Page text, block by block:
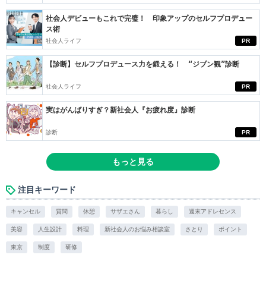
PR
社会人デビューもこれで完璧！ 印象アップのセルフプロデュー
ス術
社会人ライフ
PR
【診断】セルフプロデュース力を鍛える！ “ジブン観”診断
社会人ライフ
PR
実はがんばりすぎ？新社会人『お疲れ度』診断
診断
もっと見る
注目キーワード
キャンセル 質問 休憩 サザエさん 暮らし 週末アドレセンス
美容 人生設計 料理 新社会人のお悩み相談室 さとり ポイント
東京 制度 研修